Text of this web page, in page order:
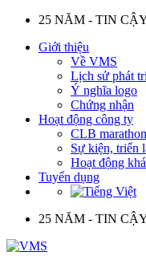
Skip
content
25 NĂM - TIN
Giới thiệu
Về VMS
Lịch sử phát
Ý nghĩa logo
Chứng nhận
Hoạt động công ty
CLB marathon
Sự kiện, triển
Hoạt động
Tuyển dụng
25 NĂM - TIN